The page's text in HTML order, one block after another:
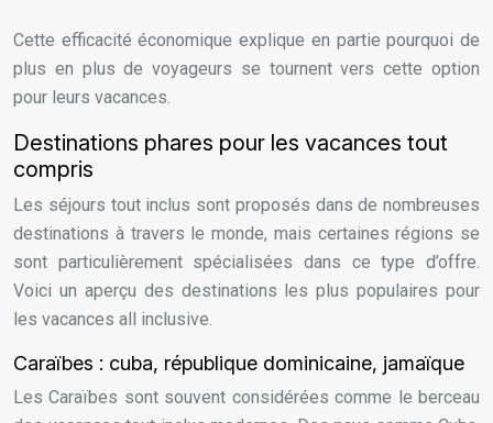
Cette efficacité économique explique en partie pourquoi de
plus en plus de voyageurs se tournent vers cette option
pour leurs vacances.
Destinations phares pour les vacances tout
compris
Les séjours tout inclus sont proposés dans de nombreuses
destinations à travers le monde, mais certaines régions se
sont particulièrement spécialisées dans ce type d’offre.
Voici un aperçu des destinations les plus populaires pour
les vacances all inclusive.
Caraïbes : cuba, république dominicaine, jamaïque
Les Caraïbes sont souvent considérées comme le berceau